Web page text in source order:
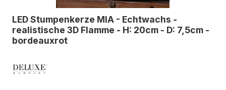
LED Stumpenkerze MIA - Echtwachs -
realistische 3D Flamme - H: 20cm - D: 7,5cm -
bordeauxrot